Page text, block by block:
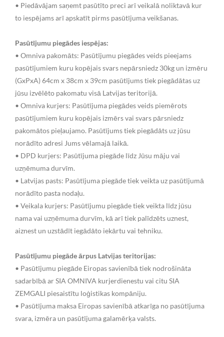
• Piedāvājam saņemt pasūtīto preci arī veikalā noliktavā kur
to iespējams arī apskatīt pirms pasūtījuma veikšanas.
Pasūtījumu piegādes iespējas:
• Omniva pakomāts: Pasūtījumu piegādes veids pieejams
pasūtījumiem kuru kopējais svars nepārsniedz 30kg un izmēru
(GxPxA) 64cm x 38cm x 39cm pasūtījums tiek piegādātas uz
jūsu izvēlēto pakomatu visā Latvijas teritorijā.
• Omniva kurjers: Pasūtījuma piegādes veids piemērots
pasūtījumiem kuru kopējais izmērs vai svars pārsniedz
pakomātos pieļaujamo. Pasūtījums tiek piegādāts uz jūsu
norādīto adresi Jums vēlamajā laikā.
• DPD kurjers: Pasūtījuma piegāde līdz Jūsu māju vai
uzņēmuma durvīm.
• Latvijas pasts: Pasūtījuma piegāde tiek veikta uz pasūtījumā
norādīto pasta nodaļu.
• Veikala kurjers: Pasūtījumu piegāde tiek veikta līdz jūsu
nama vai uzņēmuma durvīm, kā arī tiek palīdzēts uznest,
aiznest un uzstādīt iegādāto iekārtu vai tehniku.
Pasūtījumu piegāde ārpus Latvijas teritorijas:
• Pasūtījumu piegāde Eiropas savienībā tiek nodrošināta
sadarbībā ar SIA OMNIVA kurjerdienestu vai citu SIA
ZEMGALI piesaistītu loģistikas kompāniju.
• Pasūtījuma maksa Eiropas savienībā atkarīga no pasūtījuma
svara, izmēra un pasūtījuma galamērķa valsts.